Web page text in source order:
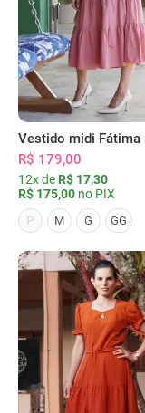
Vestido midi Fátima
R$ 179,00
12x de R$ 17,30
R$ 175,00 no PIX
P
M G GG